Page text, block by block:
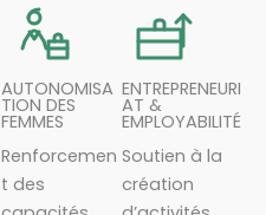
AUTONOMISA
TION DES
FEMMES
Renforcemen
t des
ENTREPRENEURI
AT &
EMPLOYABILITÉ
Soutien à la
création